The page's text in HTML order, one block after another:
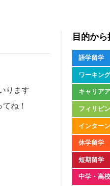
ります
ね！
目的か
語学留学
ワーキン
キャリア
フィリピ
インター
休学留学
短期留学
中学・高